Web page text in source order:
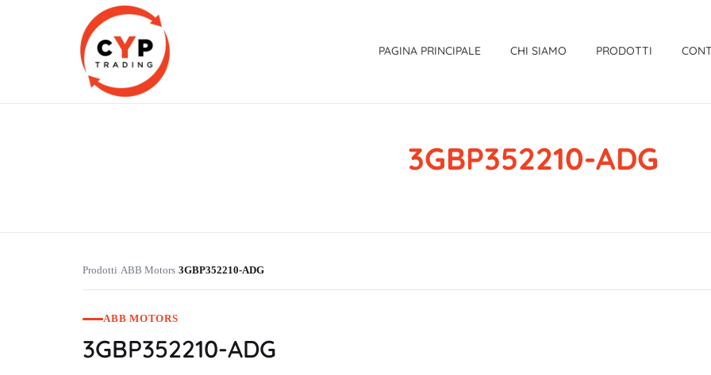
PAGINA PRINCIPALE CHI SIAMO PRODOTTI
3GBP352210-ADG
Prodotti›ABB Motors›3GBP352210-ADG
ABB MOTORS
3GBP352210-ADG